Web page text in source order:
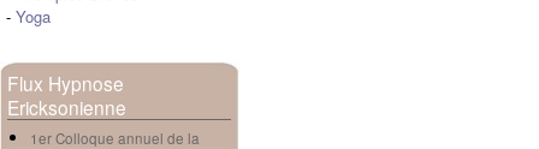
- Yoga
Flux Hypnose
Ericksonienne
1er Colloque annuel de la